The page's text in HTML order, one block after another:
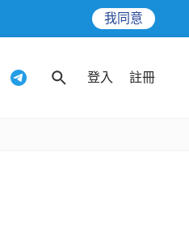
我同意
登入 註冊